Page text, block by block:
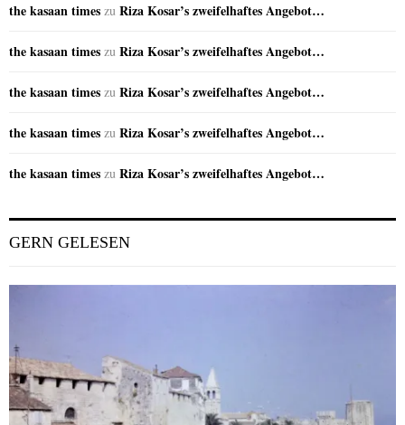
the kasaan times zu Riza Kosar’s zweifelhaftes Angebot…
the kasaan times zu Riza Kosar’s zweifelhaftes Angebot…
the kasaan times zu Riza Kosar’s zweifelhaftes Angebot…
the kasaan times zu Riza Kosar’s zweifelhaftes Angebot…
the kasaan times zu Riza Kosar’s zweifelhaftes Angebot…
GERN GELESEN